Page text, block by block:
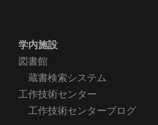
学内施設
図書館
蔵書検索システム
工作技術センター
工作技術センターブログ